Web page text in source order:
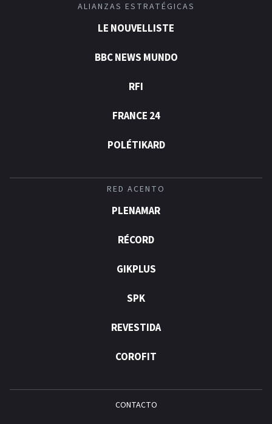
ALIANZAS ESTRATÉGICAS
LE NOUVELLISTE
BBC NEWS MUNDO
RFI
FRANCE 24
POLÉTIKARD
RED ACENTO
PLENAMAR
RÉCORD
GIKPLUS
SPK
REVESTIDA
COROFIT
CONTACTO